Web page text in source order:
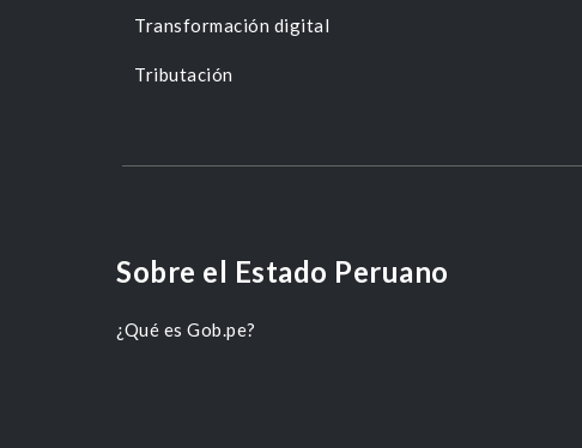
Transformación digital
Tributación
Sobre el Estado Peruano
¿Qué es Gob.pe?